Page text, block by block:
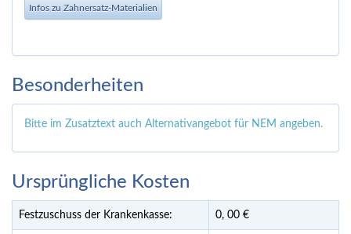
Infos zu Zahnersatz-Materialien
Besonderheiten
Bitte im Zusatztext auch Alternativangebot für NEM angeben.
Ursprüngliche Kosten
Festzuschuss der Krankenkasse: 0, 00 €